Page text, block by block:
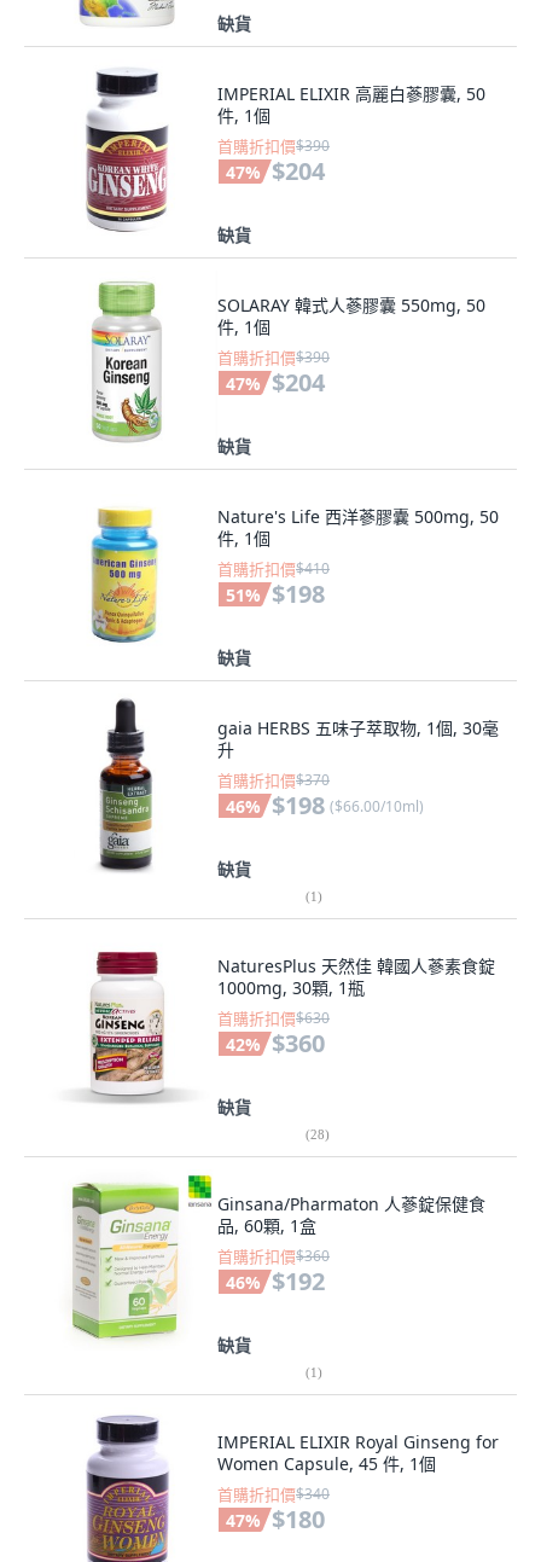
缺貨
IMPERIAL ELIXIR 高麗白蔘膠囊, 50
件, 1個
首購折扣價$390
47% $204
缺貨
SOLARAY 韓式人蔘膠囊 550mg, 50
件, 1個
首購折扣價$390
47% $204
缺貨
Nature's Life 西洋蔘膠囊 500mg, 50
件, 1個
首購折扣價$410
51% $198
缺貨
gaia HERBS 五味子萃取物, 1個, 30毫
升
首購折扣價$370
46% $198 ($66.00/10ml)
缺貨
(1)
NaturesPlus 天然佳 韓國人蔘素食錠
1000mg, 30顆, 1瓶
首購折扣價$630
42% $360
缺貨
(28)
Ginsana/Pharmaton 人蔘錠保健食
品, 60顆, 1盒
首購折扣價$360
46% $192
缺貨
(1)
IMPERIAL ELIXIR Royal Ginseng for
Women Capsule, 45 件, 1個
首購折扣價$340
47% $180